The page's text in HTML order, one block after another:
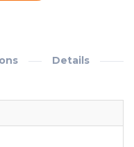
Details